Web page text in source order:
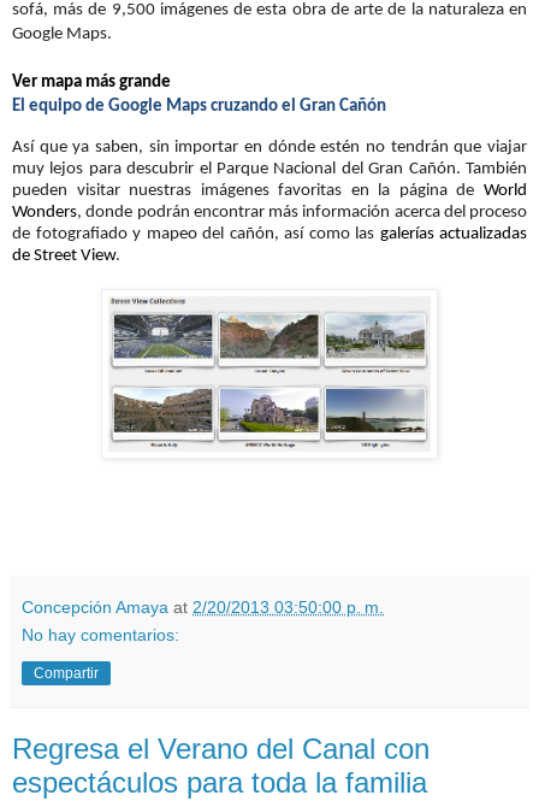
sofá, más de 9,500 imágenes de esta obra de arte de la naturaleza en
Google Maps.
Ver mapa más grande
El equipo de Google Maps cruzando el Gran Cañón
Así que ya saben, sin importar en dónde estén no tendrán que viajar
muy lejos para descubrir el Parque Nacional del Gran Cañón. También
pueden visitar nuestras imágenes favoritas en la página de World
Wonders, donde podrán encontrar más información acerca del proceso
de fotografiado y mapeo del cañón, así como las galerías actualizadas
de Street View.
Concepción Amaya at 2/20/2013 03:50:00 p. m.
No hay comentarios:
Compartir
Regresa el Verano del Canal con
espectáculos para toda la familia